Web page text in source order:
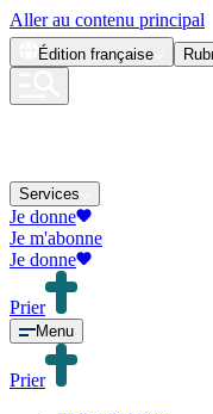
Aller au contenu principal
Édition française
Services
Je donne
Je m'abonne
Je donne
Prier
Menu
Prier